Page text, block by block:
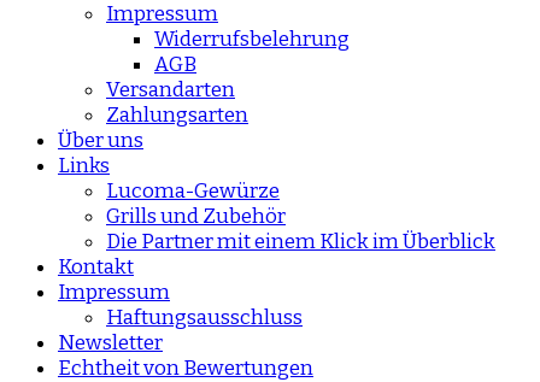
Impressum
Widerrufsbelehrung
AGB
Versandarten
Zahlungsarten
Über uns
Links
Lucoma-Gewürze
Grills und Zubehör
Die Partner mit einem Klick im Überblick
Kontakt
Impressum
Haftungsausschluss
Newsletter
Echtheit von Bewertungen